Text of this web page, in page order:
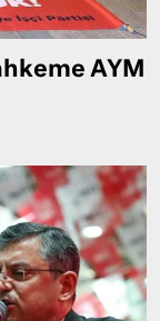
AYM